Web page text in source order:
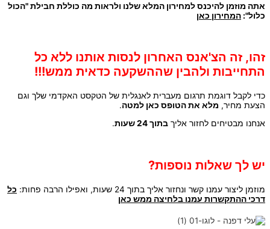
אתה מוזמן להיכנס למחירון המלא שלנו ולראות מה כוללת חבילת "הכול
כלול":המחירון כאן
זהו, זה הצ'אנס האחרון לנסות אותנו ללא כל
התחייבות ולהבין שההשקעה כדאית ממש!!!
כדי לקבל דוגמת תרגום מעברית לאנגלית של הטקסט האקדמי שלך וגם
הצעת מחיר,מלא את הטופס כאן למטה.
אנחנו מבטיחים לחזור אליךבתוך 24 שעות .
יש לך שאלות נוספות?
מוזמן ליצור עמנו קשר ונחזור אליך בתוך 24 שעות, ואפילו הרבה פחות:
כל
דרכי ההתקשרות עמנו בלחיצה ממש כאן